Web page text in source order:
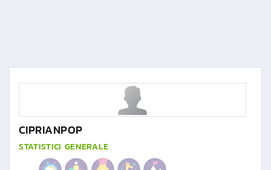
CIPRIANPOP
STATISTICI GENERALE